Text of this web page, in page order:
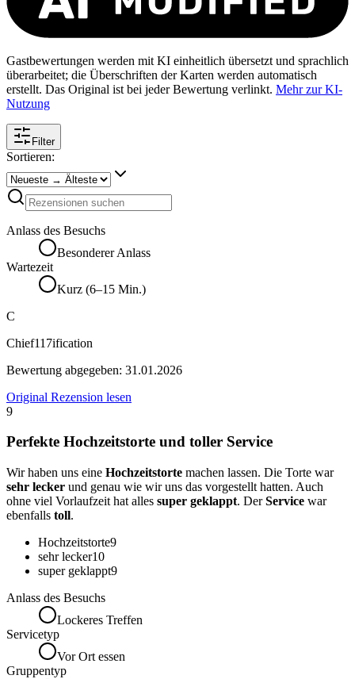
Gastbewertungen werden mit KI einheitlich übersetzt und sprachlich
überarbeitet; die Überschriften der Karten werden automatisch
erstellt. Das Original ist bei jeder Bewertung verlinkt. Mehr zur KI-
Nutzung
Filter
Sortieren:
Anlass des Besuchs
Besonderer Anlass
Wartezeit
Kurz (6–15 Min.)
C
Chief117ification
Bewertung abgegeben: 31.01.2026
Original Rezension lesen
9
Perfekte Hochzeitstorte und toller Service
Wir haben uns eine Hochzeitstorte machen lassen. Die Torte war
sehr lecker und genau wie wir uns das vorgestellt hatten. Auch
ohne viel Vorlaufzeit hat alles super geklappt. DerService war
ebenfalls toll.
Hochzeitstorte9
sehr lecker10
super geklappt9
Anlass des Besuchs
Lockeres Treffen
Servicetyp
Vor Ort essen
Gruppentyp